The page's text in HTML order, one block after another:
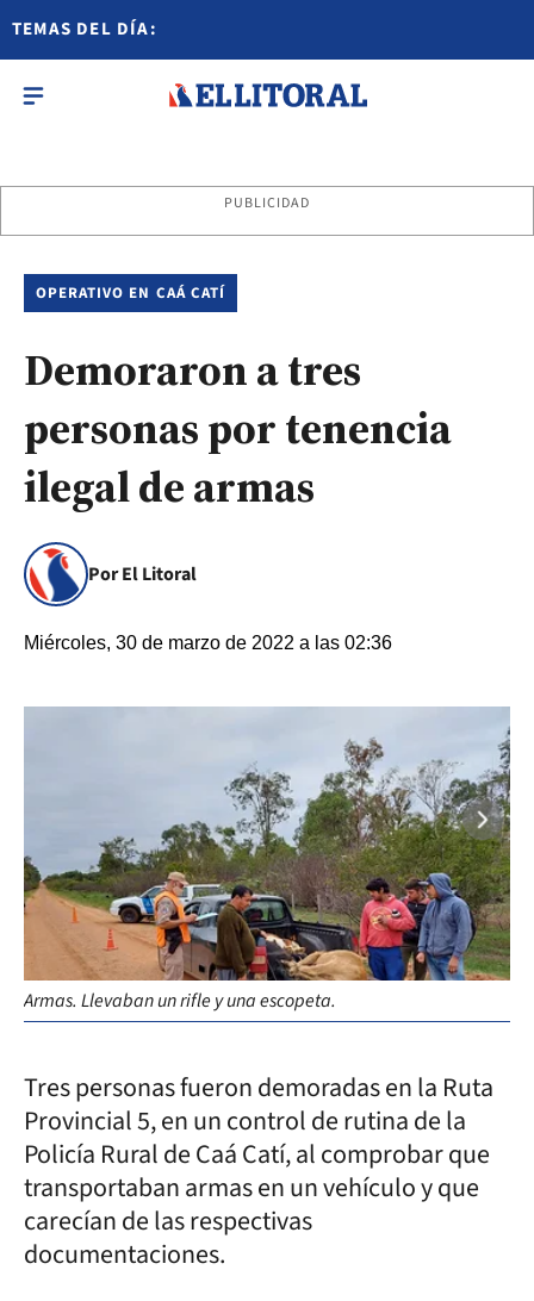
TEMAS DEL DÍA:
PUBLICIDAD
OPERATIVO EN CAÁ CATÍ
Demoraron a tres
personas por tenencia
ilegal de armas
Por El Litoral
Miércoles, 30 de marzo de 2022 a las 02:36
Armas. Llevaban un rifle y una escopeta.
Tres personas fueron demoradas en la Ruta
Provincial 5, en un control de rutina de la
Policía Rural de Caá Catí, al comprobar que
transportaban armas en un vehículo y que
carecían de las respectivas
documentaciones.